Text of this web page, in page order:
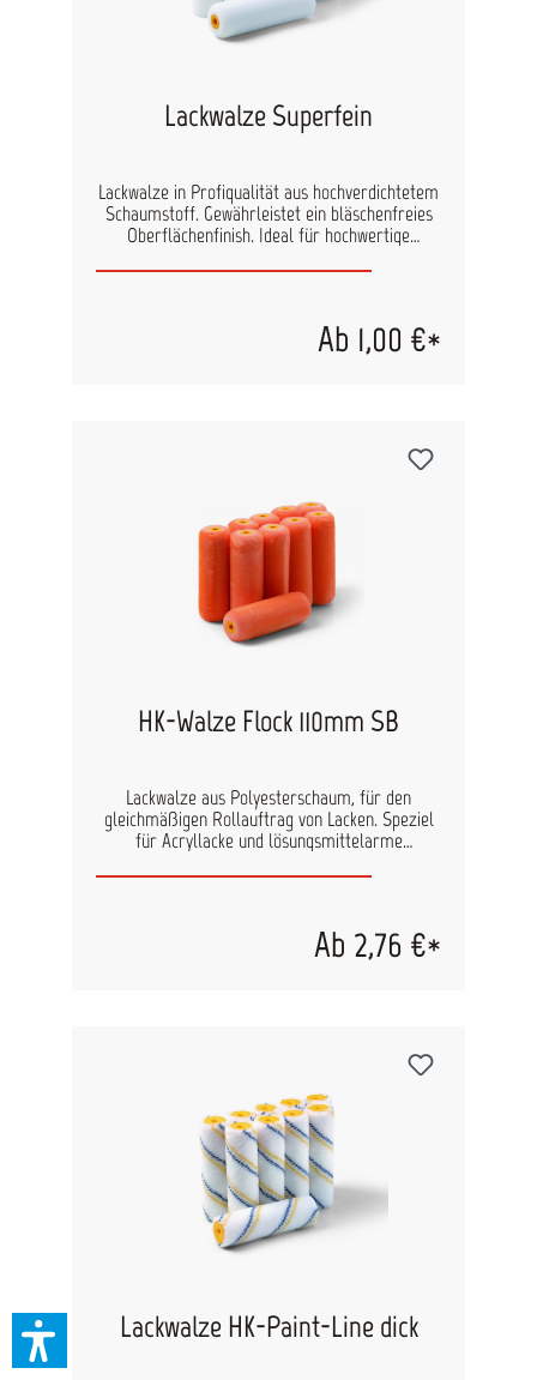
Lackwalze Superfein
Lackwalze in Profiqualität aus hochverdichtetem
Schaumstoff. Gewährleistet ein bläschenfreies
Oberflächenfinish. Ideal für hochwertige
gerundet. Schaumstoffqualität: 55Kg/m3
Ab 1,00 €*
HK-Walze Flock 110mm SB
Lackwalze aus Polyesterschaum, für den
gleichmäßigen Rollauftrag von Lacken. Speziel
für Acryllacke und lösungsmittelarme
verdichtetem Schaumstoff und dem Überzug
Ab 2,76 €*
Lackwalze HK-Paint-Line dick